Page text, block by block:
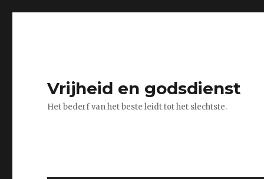
Vrijheid en godsdienst
Het bederf van het beste leidt tot het slechtste.